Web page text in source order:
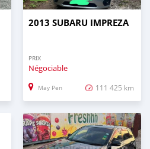
2013 SUBARU IMPREZA
PRIX
Négociable
May Pen 111 425 km